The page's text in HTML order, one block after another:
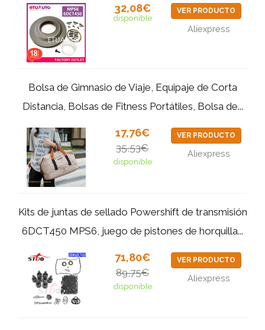
32,08€
disponible
VER PRODUCTO
Aliexpress
Bolsa de Gimnasio de Viaje, Equipaje de Corta
Distancia, Bolsas de Fitness Portátiles, Bolsa de...
17,76€
35,53€
disponible
VER PRODUCTO
Aliexpress
Kits de juntas de sellado Powershift de transmisión
6DCT450 MPS6, juego de pistones de horquilla...
71,80€
89,75€
disponible
VER PRODUCTO
Aliexpress